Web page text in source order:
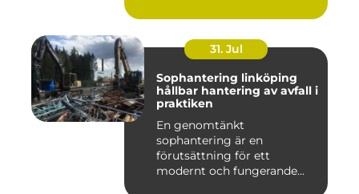
31. Jul
Sophantering linköping
hållbar hantering av avfall i
praktiken
En genomtänkt
sophantering är en
förutsättning för ett
modernt och fungerande